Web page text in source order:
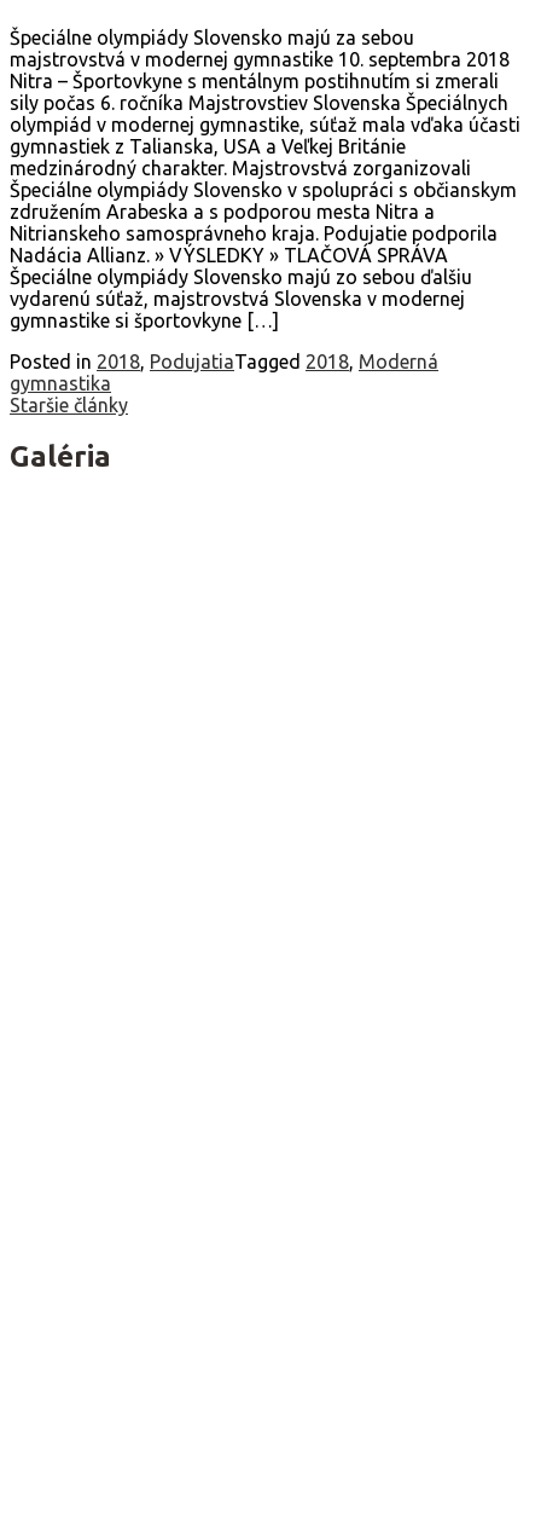
Špeciálne olympiády Slovensko majú za sebou
majstrovstvá v modernej gymnastike 10. septembra 2018
Nitra – Športovkyne s mentálnym postihnutím si zmerali
sily počas 6. ročníka Majstrovstiev Slovenska Špeciálnych
olympiád v modernej gymnastike, súťaž mala vďaka účasti
gymnastiek z Talianska, USA a Veľkej Británie
medzinárodný charakter. Majstrovstvá zorganizovali
Špeciálne olympiády Slovensko v spolupráci s občianskym
združením Arabeska a s podporou mesta Nitra a
Nitrianskeho samosprávneho kraja. Podujatie podporila
Nadácia Allianz. » VÝSLEDKY » TLAČOVÁ SPRÁVA
Špeciálne olympiády Slovensko majú zo sebou ďalšiu
vydarenú súťaž, majstrovstvá Slovenska v modernej
gymnastike si športovkyne […]
Posted in 2018, PodujatiaTagged 2018, Moderná
gymnastika
Navigácia
v
článkoch
Staršie články
Galéria